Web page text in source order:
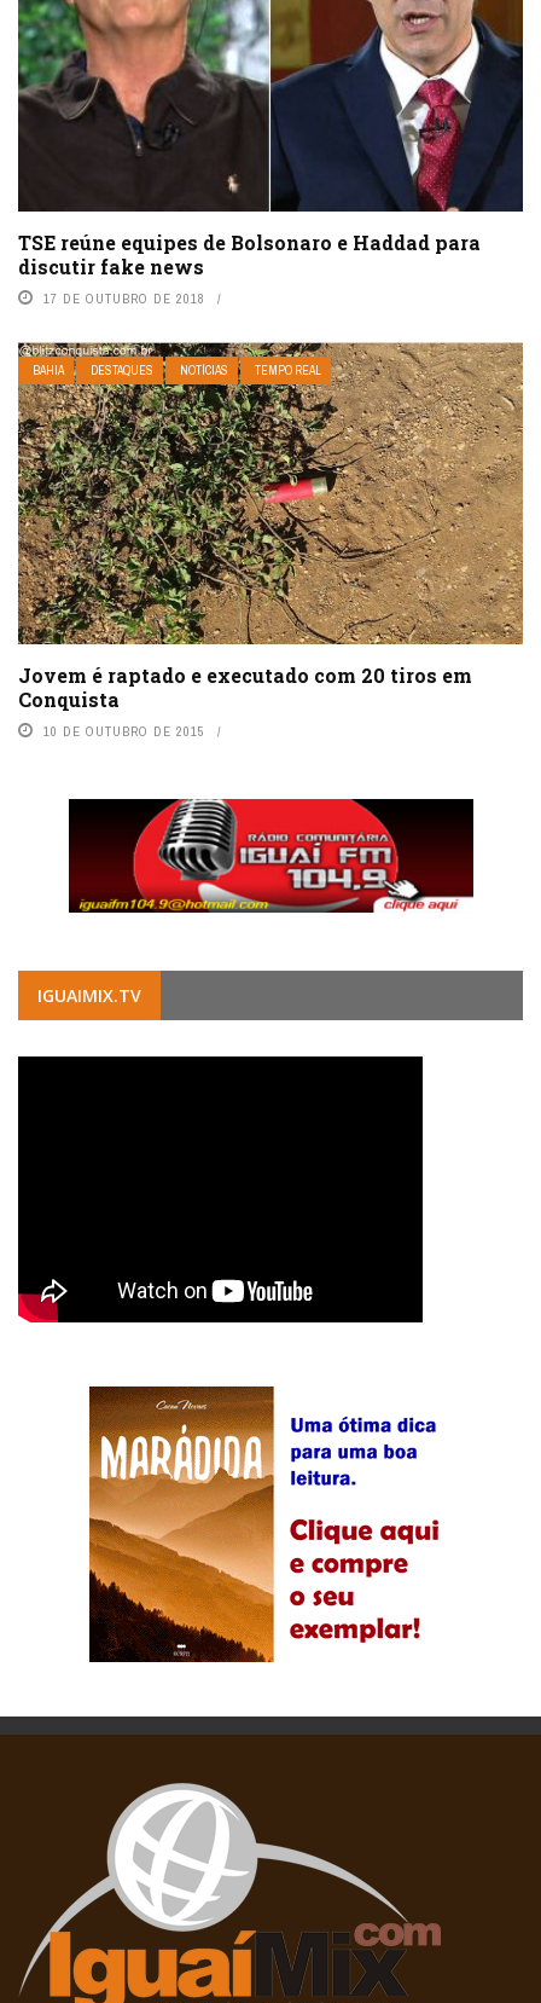
TSE reúne equipes de Bolsonaro e Haddad para
discutir fake news
17 DE OUTUBRO DE 2018
BAHIA DESTAQUES NOTÍCIAS TEMPO REAL
Jovem é raptado e executado com 20 tiros em
Conquista
10 DE OUTUBRO DE 2015
IGUAIMIX.TV